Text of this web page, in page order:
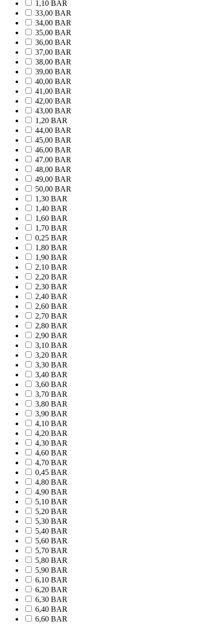
1,10 BAR
33,00 BAR
34,00 BAR
35,00 BAR
36,00 BAR
37,00 BAR
38,00 BAR
39,00 BAR
40,00 BAR
41,00 BAR
42,00 BAR
43,00 BAR
1,20 BAR
44,00 BAR
45,00 BAR
46,00 BAR
47,00 BAR
48,00 BAR
49,00 BAR
50,00 BAR
1,30 BAR
1,40 BAR
1,60 BAR
1,70 BAR
0,25 BAR
1,80 BAR
1,90 BAR
2,10 BAR
2,20 BAR
2,30 BAR
2,40 BAR
2,60 BAR
2,70 BAR
2,80 BAR
2,90 BAR
3,10 BAR
3,20 BAR
3,30 BAR
3,40 BAR
3,60 BAR
3,70 BAR
3,80 BAR
3,90 BAR
4,10 BAR
4,20 BAR
4,30 BAR
4,60 BAR
4,70 BAR
0,45 BAR
4,80 BAR
4,90 BAR
5,10 BAR
5,20 BAR
5,30 BAR
5,40 BAR
5,60 BAR
5,70 BAR
5,80 BAR
5,90 BAR
6,10 BAR
6,20 BAR
6,30 BAR
6,40 BAR
6,60 BAR